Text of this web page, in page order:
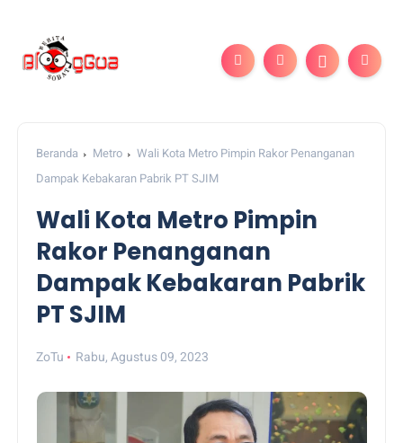
Beranda Metro
Wali Kota Metro Pimpin Rakor Penanganan
Dampak Kebakaran Pabrik PT SJIM
Wali Kota Metro Pimpin
Rakor Penanganan
Dampak Kebakaran Pabrik
PT SJIM
ZoTu Rabu, Agustus 09, 2023